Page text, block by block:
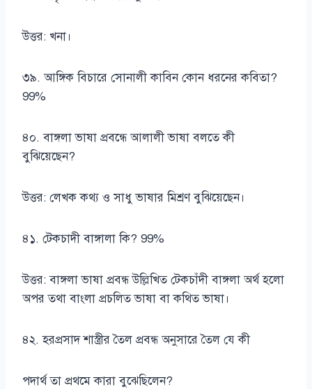
উত্তর: খনা।
৩৯. আঙ্গিক বিচারে সোনালী কাবিন কোন ধরনের কবিতা?
99%
৪০. বাঙ্গলা ভাষা প্রবন্ধে আলালী ভাষা বলতে কী
বুঝিয়েছেন?
উত্তর: লেখক কথ্য ও সাধু ভাষার মিশ্রণ বুঝিয়েছেন।
৪১. টেকচাদী বাঙ্গালা কি? 99%
উত্তর: বাঙ্গলা ভাষা প্রবন্ধ উল্লিখিত টেকচাঁদী বাঙ্গলা অর্থ হলো
অপর তথা বাংলা প্রচলিত ভাষা বা কথিত ভাষা।
৪২. হরপ্রসাদ শাস্ত্রীর তৈল প্রবন্ধ অনুসারে তৈল যে কী
পদার্থ তা প্রথমে কারা বুঝেছিলেন?